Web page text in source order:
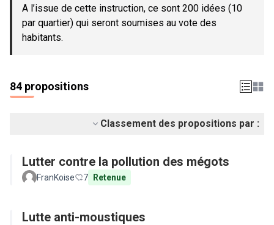
A l’issue de cette instruction, ce sont 200 idées (10
par quartier) qui seront soumises au vote des
habitants.
84 propositions
Classement des propositions par :
Lutter contre la pollution des mégots
FranKoise 7 Retenue
Lutte anti-moustiques